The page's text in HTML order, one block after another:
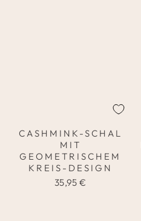
CASHMINK-SCHAL
MIT
GEOMETRISCHEM
KREIS-DESIGN
35,95 €